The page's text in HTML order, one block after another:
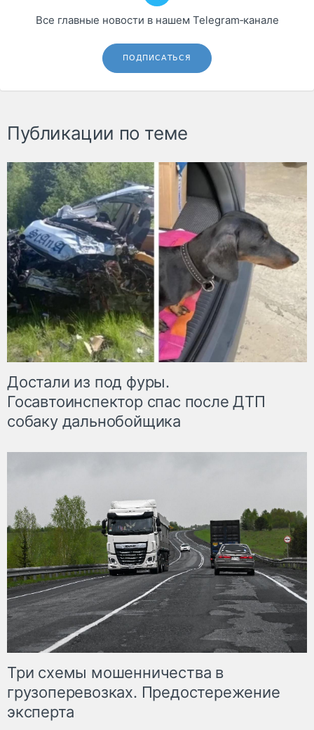
Все главные новости в нашем Telegram‑канале
ПОДПИСАТЬСЯ
Публикации по теме
Достали из под фуры.
Госавтоинспектор спас после ДТП
собаку дальнобойщика
Три схемы мошенничества в
грузоперевозках. Предостережение
эксперта